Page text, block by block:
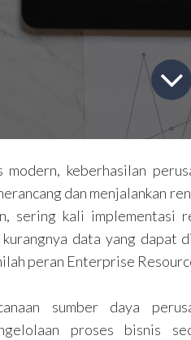
modern, keberhasilan
dan menjalankan
sering kali implementasi
data yang dapat
peran Enterprise
sumber daya
proses bisnis